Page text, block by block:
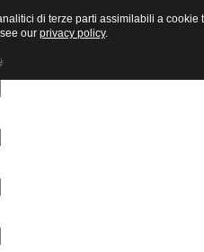
di terze parti assimilabili a
our privacy policy.